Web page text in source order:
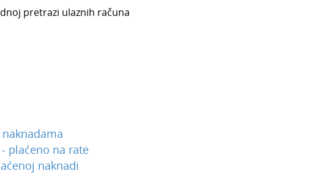
pretrazi ulaznih računa
plaćeno na rate
naknadi